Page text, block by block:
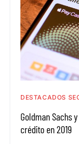
DESTACADOS
Goldman Sachs
crédito en 2019